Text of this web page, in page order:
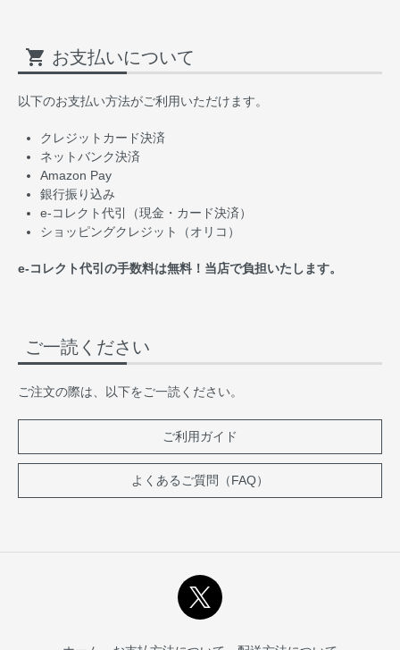
ご一読ください
ご注文の際は、以下をご一読ください。
ご利用ガイド
よくあるご質問（FAQ）
shopping_cart お支払いについて
以下のお支払い方法がご利用いただけます。
クレジットカード決済
ネットバンク決済
Amazon Pay
銀行振り込み
e-コレクト代引（現金・カード決済）
ショッピングクレジット（オリコ）
e-コレクト代引の手数料は無料！当店で負担いたします。